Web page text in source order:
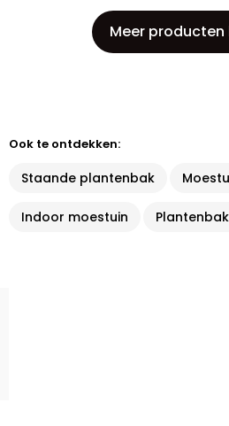
Meer producten
Ook te ontdekken:
Staande plantenbak
Indoor moestuin